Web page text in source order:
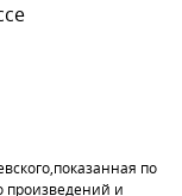
по
произведений и